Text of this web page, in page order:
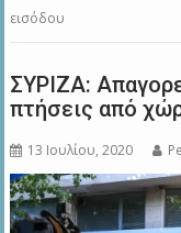
εισόδου
ΣΥΡΙΖΑ:
πτήσεις από
13 Ιουλίου, 2020